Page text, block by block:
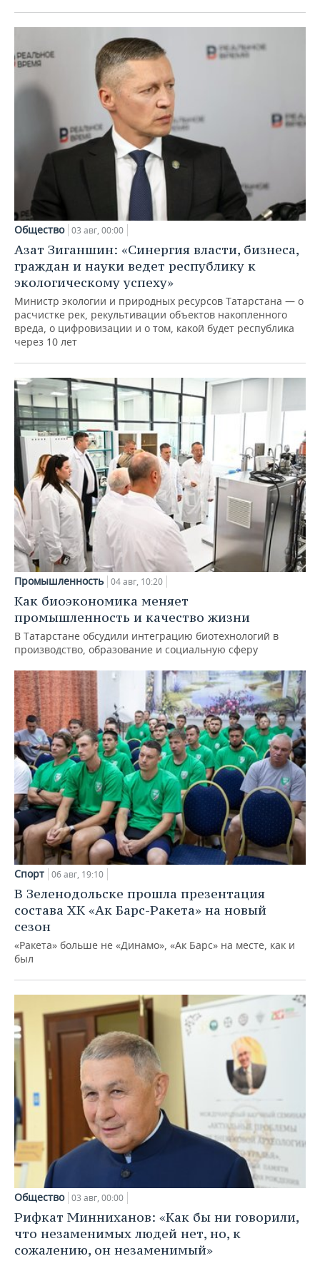
Общество 03 авг, 00:00
Азат Зиганшин: «Синергия власти, бизнеса,
граждан и науки ведет республику к
экологическому успеху»
Министр экологии и природных ресурсов Татарстана — о
расчистке рек, рекультивации объектов накопленного
вреда, о цифровизации и о том, какой будет республика
через 10 лет
Промышленность 04 авг, 10:20
Как биоэкономика меняет
промышленность и качество жизни
В Татарстане обсудили интеграцию биотехнологий в
производство, образование и социальную сферу
Спорт 06 авг, 19:10
В Зеленодольске прошла презентация
состава ХК «Ак Барс-Ракета» на новый
сезон
«Ракета» больше не «Динамо», «Ак Барс» на месте, как и
был
Общество 03 авг, 00:00
Рифкат Минниханов: «Как бы ни говорили,
что незаменимых людей нет, но, к
сожалению, он незаменимый»